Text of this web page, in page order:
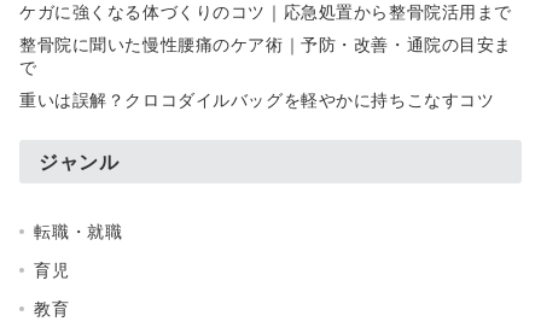
ケガに強くなる体づくりのコツ｜応急処置から整骨院活用まで
整骨院に聞いた慢性腰痛のケア術｜予防・改善・通院の目安ま
で
重いは誤解？クロコダイルバッグを軽やかに持ちこなすコツ
ジャンル
転職・就職
育児
教育